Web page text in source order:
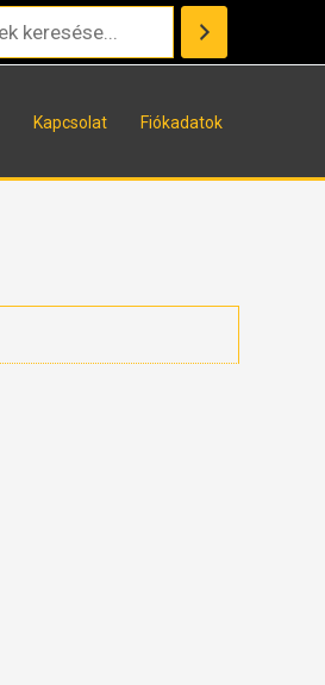
Kapcsolat Fiókadatok